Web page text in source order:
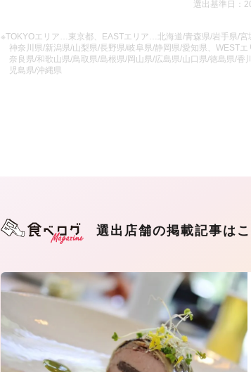
選出基準日：
※TOKYOエリア…東京都、EASTエリア…北海道/青森県/岩手県/
神奈川県/新潟県/山梨県/長野県/岐阜県/静岡県/愛知県、WEST
奈良県/和歌山県/鳥取県/島根県/岡山県/広島県/山口県/徳島県/
児島県/沖縄県
選出店舗の掲載記事は